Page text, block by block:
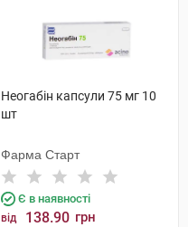
Неогабін капсули 75 мг 10
шт
Фарма Старт
Є в наявності
від 138.90 грн